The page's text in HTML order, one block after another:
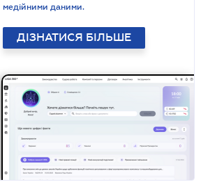
медійними даними.
ДІЗНАТИСЯ БІЛЬШЕ